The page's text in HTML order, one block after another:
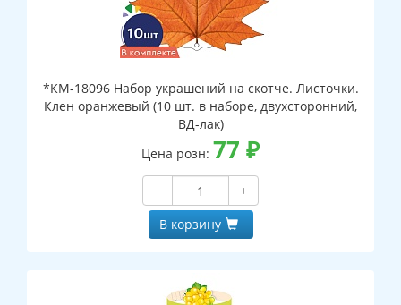
*КМ-18096 Набор украшений на скотче. Листочки.
Клен оранжевый (10 шт. в наборе, двухсторонний,
ВД-лак)
Цена розн: 77 ₽
−
+
В корзину